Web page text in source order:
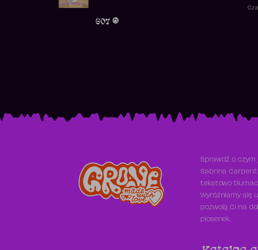
607
Sprawdź o
Sabrina
tekstowo
Wyróżniamy się
pozwolą Ci na
piosenek.